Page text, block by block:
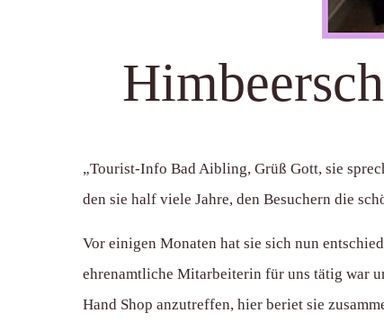
„Tourist-Info Bad Aibling, Grüß Gott, sie
den sie half viele Jahre, den Besuchern die
Vor einigen Monaten hat sie sich nun
ehrenamtliche Mitarbeiterin für uns tätig war
Hand Shop anzutreffen, hier beriet sie